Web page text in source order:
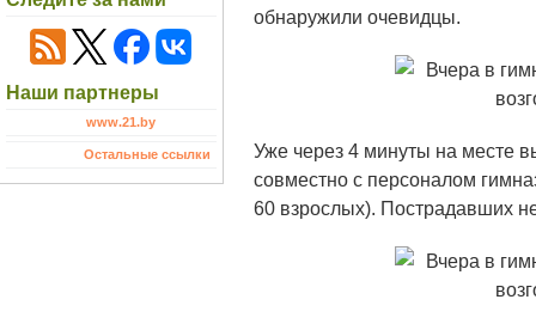
Наши партнеры
www.21.by
Остальные ссылки
обнаружили очевидцы.
Уже через 4 минуты на месте
совместно с персоналом
60 взрослых). Пострадавших